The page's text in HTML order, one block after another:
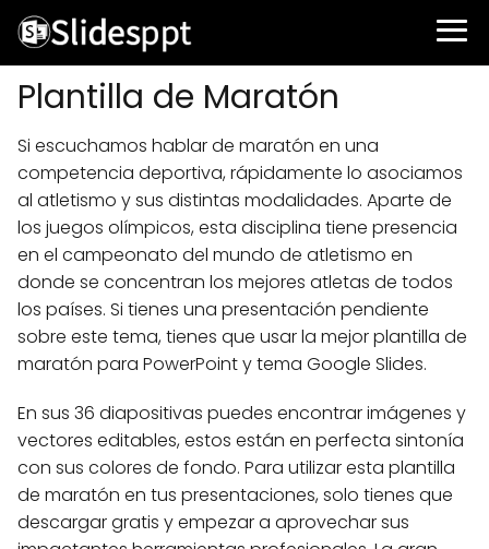
Plantilla de Maratón
Si escuchamos hablar de maratón en una
competencia deportiva, rápidamente lo asociamos
al atletismo y sus distintas modalidades. Aparte de
los juegos olímpicos, esta disciplina tiene presencia
en el campeonato del mundo de atletismo en
donde se concentran los mejores atletas de todos
los países. Si tienes una presentación pendiente
sobre este tema, tienes que usar la mejor plantilla de
maratón para PowerPoint y tema Google Slides.
En sus 36 diapositivas puedes encontrar imágenes y
vectores editables, estos están en perfecta sintonía
con sus colores de fondo. Para utilizar esta plantilla
de maratón en tus presentaciones, solo tienes que
descargar gratis y empezar a aprovechar sus